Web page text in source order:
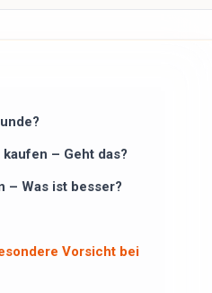
– Geht das?
– Was ist besser?
Vorsicht bei